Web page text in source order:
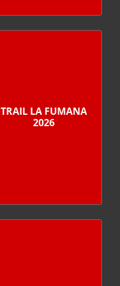
TRAIL LA FUMANA
2026